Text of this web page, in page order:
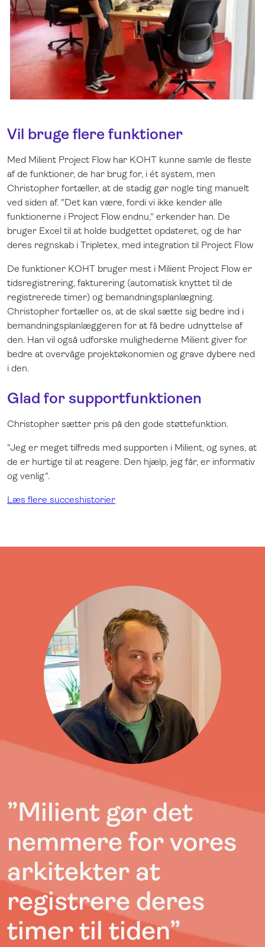
Vil bruge flere funktioner
Med Milient Project Flow har KOHT kunne samle de fleste
af de funktioner, de har brug for, i ét system, men
Christopher fortæller, at de stadig gør nogle ting manuelt
ved siden af. "Det kan være, fordi vi ikke kender alle
funktionerne i Project Flow endnu," erkender han. De
bruger Excel til at holde budgettet opdateret, og de har
deres regnskab i Tripletex, med integration til Project Flow
De funktioner KOHT bruger mest i Milient Project Flow er
tidsregistrering, fakturering (automatisk knyttet til de
registrerede timer) og bemandningsplanlægning.
Christopher fortæller os, at de skal sætte sig bedre ind i
bemandningsplanlæggeren for at få bedre udnyttelse af
den. Han vil også udforske mulighederne Milient giver for
bedre at overvåge projektøkonomien og grave dybere ned
i den.
Glad for supportfunktionen
Christopher sætter pris på den gode støttefunktion.
"Jeg er meget tilfreds med supporten i Milient, og synes, at
de er hurtige til at reagere. Den hjælp, jeg får, er informativ
og venlig".
Læs flere succeshistorier
”Milient gør det
nemmere for vores
arkitekter at
registrere deres
timer til tiden”